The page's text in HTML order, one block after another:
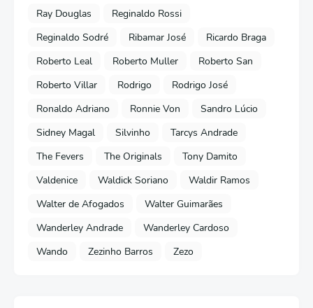
Ray Douglas
Reginaldo Rossi
Reginaldo Sodré
Ribamar José
Ricardo Braga
Roberto Leal
Roberto Muller
Roberto San
Roberto Villar
Rodrigo
Rodrigo José
Ronaldo Adriano
Ronnie Von
Sandro Lúcio
Sidney Magal
Silvinho
Tarcys Andrade
The Fevers
The Originals
Tony Damito
Valdenice
Waldick Soriano
Waldir Ramos
Walter de Afogados
Walter Guimarães
Wanderley Andrade
Wanderley Cardoso
Wando
Zezinho Barros Zezo